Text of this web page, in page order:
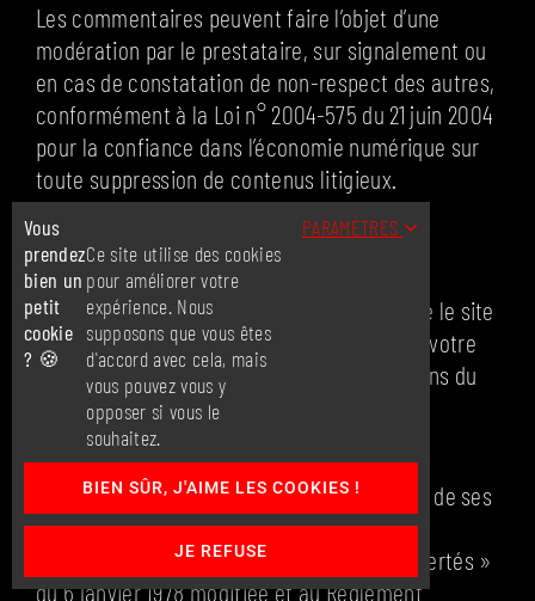
Les commentaires peuvent faire l’objet d’une
modération par le prestataire, sur signalement ou
en cas de constatation de non-respect des autres,
conformément à la Loi n° 2004-575 du 21 juin 2004
pour la confiance dans l’économie numérique sur
toute suppression de contenus litigieux.
Article 15. Cookies
En naviguant sur ce site, vous acceptez que le site
internet puisse implanter des cookies dans votre
navigateur, afin de bénéficier des prestations du
prestataire.
L’Utilisateur dispose d’un droit d’accès, de
rectification, de portabilité et d’effacement de ses
données, ou de limitation du traitement,
conformément à la loi « informatique et libertés »
du 6 janvier 1978 modifiée et au Règlement
Vous
prendez
bien un
petit
cookie
? 🍪
Ce site utilise des cookies
pour améliorer votre
expérience. Nous
supposons que vous êtes
d'accord avec cela, mais
vous pouvez vous y
opposer si vous le
souhaitez.
PARAMÈTRES
BIEN SÛR, J'AIME LES COOKIES !
JE REFUSE